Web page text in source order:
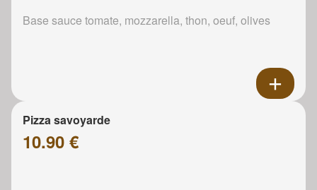
Base sauce tomate, mozzarella, thon, oeuf, olives
Pizza savoyarde
10.90 €